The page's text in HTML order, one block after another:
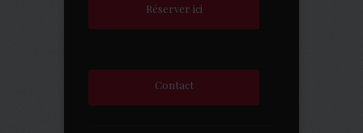
Réserver ici
Contact